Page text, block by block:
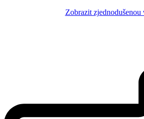
Zobrazit zjednodušenou